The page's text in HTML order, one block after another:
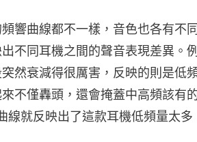
響曲線都不一樣，音色也各有不
不同耳機之間的聲音表現差異。
然衰減得很厲害，反映的則是低
不僅轟頭，還會掩蓋中高頻該有
線就反映出了這款耳機低頻量太多